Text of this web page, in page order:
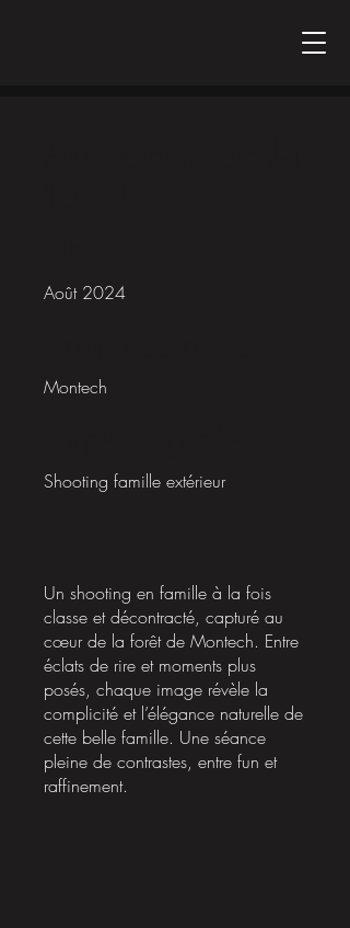
Août 2024
Montech
Shooting famille extérieur
Un shooting en famille à la fois
classe et décontracté, capturé au
cœur de la forêt de Montech. Entre
éclats de rire et moments plus
posés, chaque image révèle la
complicité et l’élégance naturelle de
cette belle famille. Une séance
pleine de contrastes, entre fun et
raffinement.